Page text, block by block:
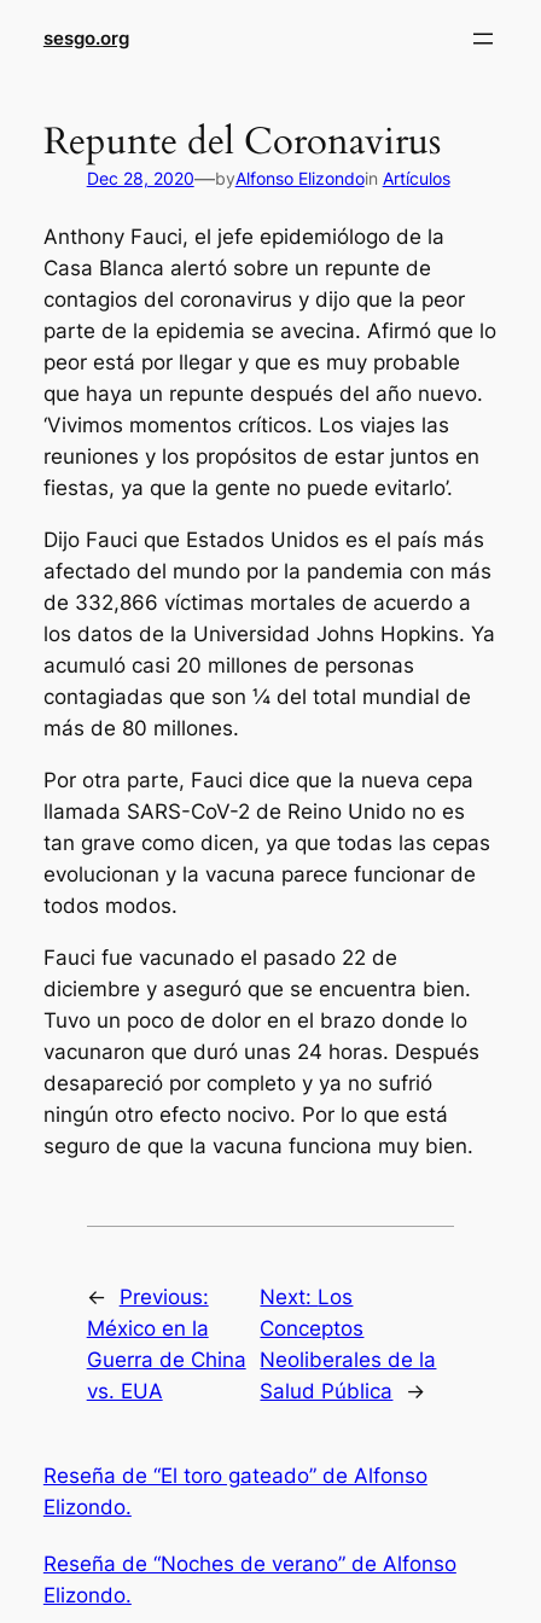
sesgo.org
Repunte del Coronavirus
Dec 28, 2020—byAlfonso Elizondoin Artículos
Anthony Fauci, el jefe epidemiólogo de la
Casa Blanca alertó sobre un repunte de
contagios del coronavirus y dijo que la peor
parte de la epidemia se avecina. Afirmó que lo
peor está por llegar y que es muy probable
que haya un repunte después del año nuevo.
‘Vivimos momentos críticos. Los viajes las
reuniones y los propósitos de estar juntos en
fiestas, ya que la gente no puede evitarlo’.
Dijo Fauci que Estados Unidos es el país más
afectado del mundo por la pandemia con más
de 332,866 víctimas mortales de acuerdo a
los datos de la Universidad Johns Hopkins. Ya
acumuló casi 20 millones de personas
contagiadas que son ¼ del total mundial de
más de 80 millones.
Por otra parte, Fauci dice que la nueva cepa
llamada SARS-CoV-2 de Reino Unido no es
tan grave como dicen, ya que todas las cepas
evolucionan y la vacuna parece funcionar de
todos modos.
Fauci fue vacunado el pasado 22 de
diciembre y aseguró que se encuentra bien.
Tuvo un poco de dolor en el brazo donde lo
vacunaron que duró unas 24 horas. Después
desapareció por completo y ya no sufrió
ningún otro efecto nocivo. Por lo que está
seguro de que la vacuna funciona muy bien.
←
Previous:
México en la
Guerra de China
vs. EUA
Next: Los
Conceptos
Neoliberales de la
Salud Pública
→
Reseña de “El toro gateado” de Alfonso
Elizondo.
Reseña de “Noches de verano” de Alfonso
Elizondo.